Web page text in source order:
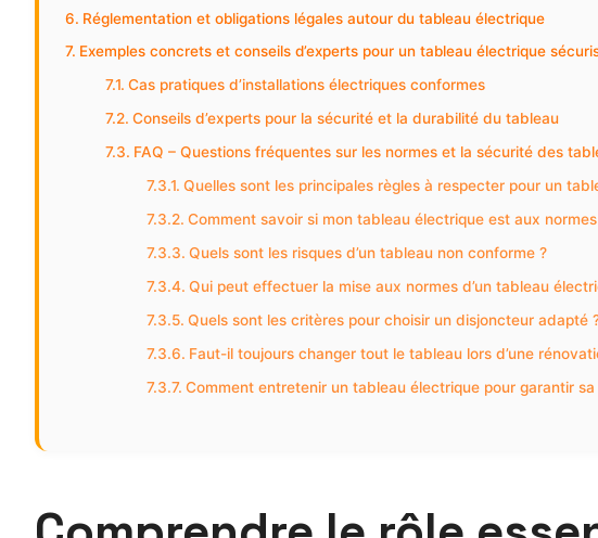
Réglementation et obligations légales autour du tableau électrique
Exemples concrets et conseils d’experts pour un tableau électrique
Cas pratiques d’installations électriques conformes
Conseils d’experts pour la sécurité et la durabilité du tableau
FAQ – Questions fréquentes sur les normes et la sécurité des
Quelles sont les principales règles à respecter pour un
Comment savoir si mon tableau électrique est aux
Quels sont les risques d’un tableau non conforme ?
Qui peut effectuer la mise aux normes d’un tableau
Quels sont les critères pour choisir un disjoncteur adapté
Faut-il toujours changer tout le tableau lors d’une
Comment entretenir un tableau électrique pour garantir